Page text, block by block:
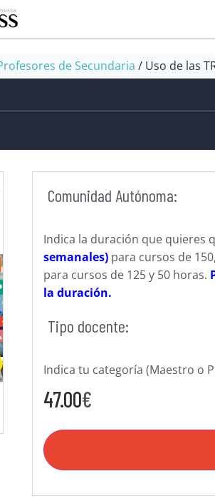
de Secundaria / Uso de las
Comunidad Autónoma:
Indica la duración que quieres
semanales) para cursos de
para cursos de 125 y 50 horas.
la duración.
Tipo docente:
Indica tu categoría (Maestro o
47.00€